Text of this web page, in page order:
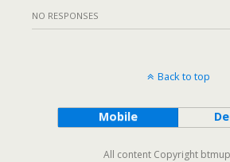
NO RESPONSES
Back to top
Mobile
All content Copyright